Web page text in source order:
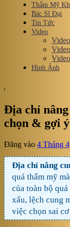
Thẩm Mỹ
Bác Sĩ Đại
Tin Tức
Video
Hình Ảnh
,
Địa chỉ
chọn & gợi
Đăng vào 4 Tháng
Địa chỉ nâng
quả thẩm mỹ
của toàn bộ
xấu, lệch cung
việc chọn sai